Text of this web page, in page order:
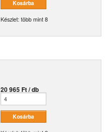
Készlet: több mint 8
20 965 Ft / db